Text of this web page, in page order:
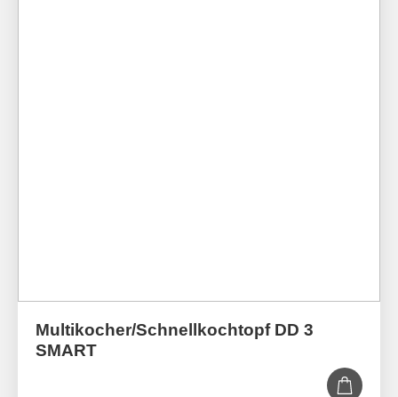
Multi­kocher/­Schnell­kochtopf DD 3
SMART